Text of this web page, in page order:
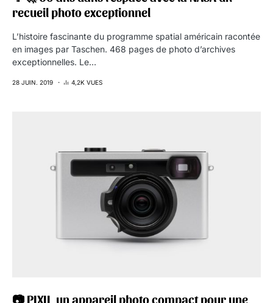
recueil photo exceptionnel
L’histoire fascinante du programme spatial américain racontée
en images par Taschen. 468 pages de photo d’archives
exceptionnelles. Le…
28 JUIN. 2019 4,2K VUES
📷 PIXII, un appareil photo compact pour une